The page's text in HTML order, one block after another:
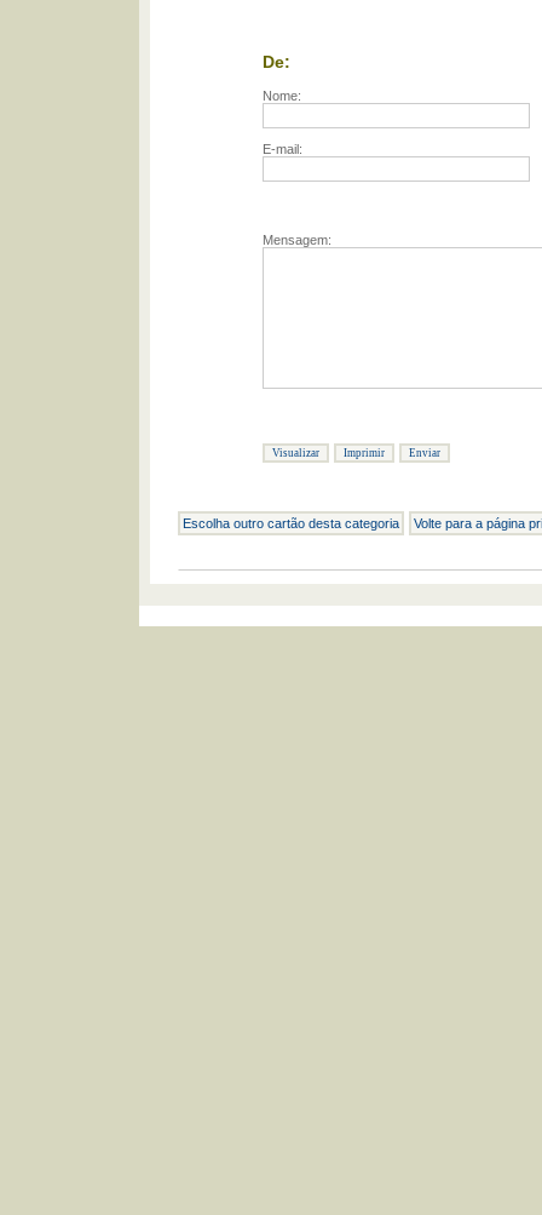
De:
Nome:
E-mail:
Mensagem:
Escolha outro cartão desta categoria Volte para a página